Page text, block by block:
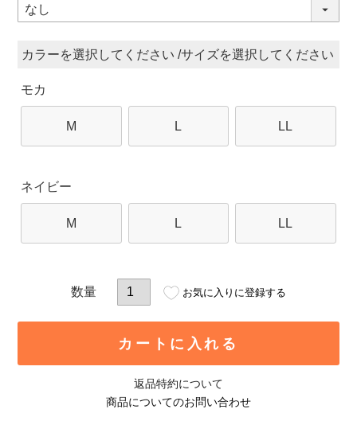
カラー サイズ
モカ
M L LL
ネイビー
M L LL
お気に入りに登録する
カートに入れる
返品特約について
商品についてのお問い合わせ